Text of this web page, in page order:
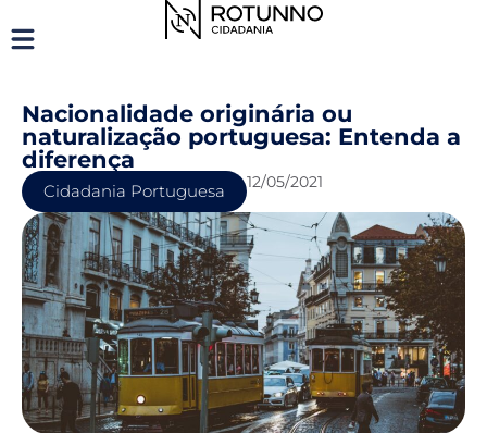
Nacionalidade originária ou
naturalização portuguesa: Entenda a
diferença
Cidadania Portuguesa 12/05/2021